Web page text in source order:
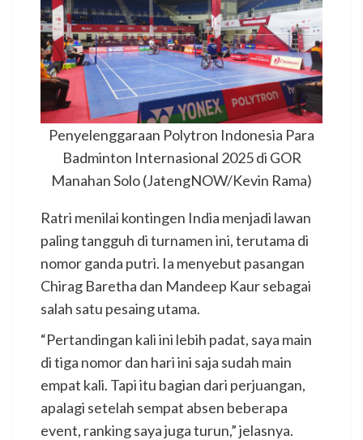
Penyelenggaraan Polytron Indonesia Para
Badminton Internasional 2025 di GOR
Manahan Solo (JatengNOW/Kevin Rama)
Ratri menilai kontingen India menjadi lawan
paling tangguh di turnamen ini, terutama di
nomor ganda putri. Ia menyebut pasangan
Chirag Baretha dan Mandeep Kaur sebagai
salah satu pesaing utama.
“Pertandingan kali ini lebih padat, saya main
di tiga nomor dan hari ini saja sudah main
empat kali. Tapi itu bagian dari perjuangan,
apalagi setelah sempat absen beberapa
event, ranking saya juga turun,” jelasnya.